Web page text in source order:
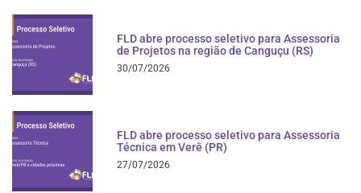
FLD abre processo seletivo para Assessoria
de Projetos na região de Canguçu (RS)
30/07/2026
FLD abre processo seletivo para Assessoria
Técnica em Verê (PR)
27/07/2026